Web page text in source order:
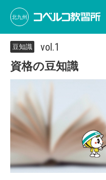
北九州
豆知識 vol.1
資格の豆知識